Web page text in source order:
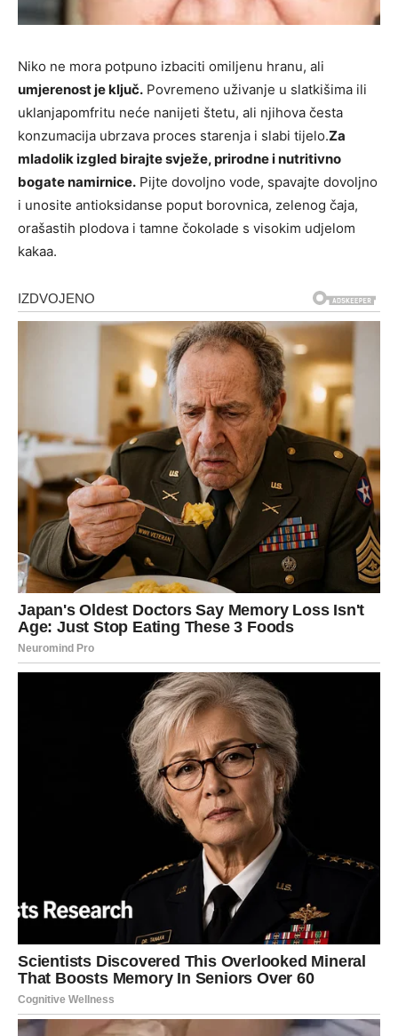
Niko ne mora potpuno izbaciti omiljenu hranu, ali
umjerenost je ključ. Povremeno uživanje u slatkišima ili
uklanjapomfritu neće nanijeti štetu, ali njihova česta
konzumacija ubrzava proces starenja i slabi tijelo.Za
mladolik izgled birajte svježe, prirodne i nutritivno
bogate namirnice. Pijte dovoljno vode, spavajte dovoljno
i unosite antioksidanse poput borovnica, zelenog čaja,
orašastih plodova i tamne čokolade s visokim udjelom
kakaa.